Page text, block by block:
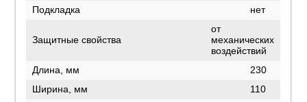
Подкладка
нет
Защитные свойства
от
механических
воздействий
Длина, мм
230
Ширина, мм
110